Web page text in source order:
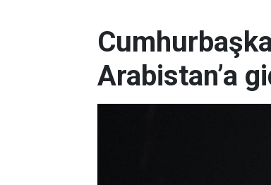
Arabistan’a